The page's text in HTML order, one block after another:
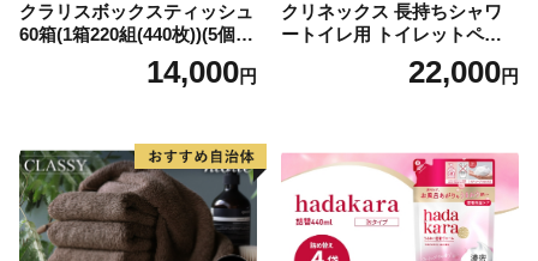
クラリスボックスティッシュ
60箱(1箱220組(440枚))(5個入
り×12セット)【1256759】
14,000円
クリネックス 長持ちシャワ
ートイレ用 トイレットペー
パー（ダブル）64ロール(8ロ
ール×8パック) 開成町 トイレ
蓄 防災 エコ 消耗品 生活雑貨
生活用品 無香料 トイレット
ペーパー ダブル といれっと
ぺーぱー トイレ クレシア ト
イレットペーパー [BDBH002
22,000円